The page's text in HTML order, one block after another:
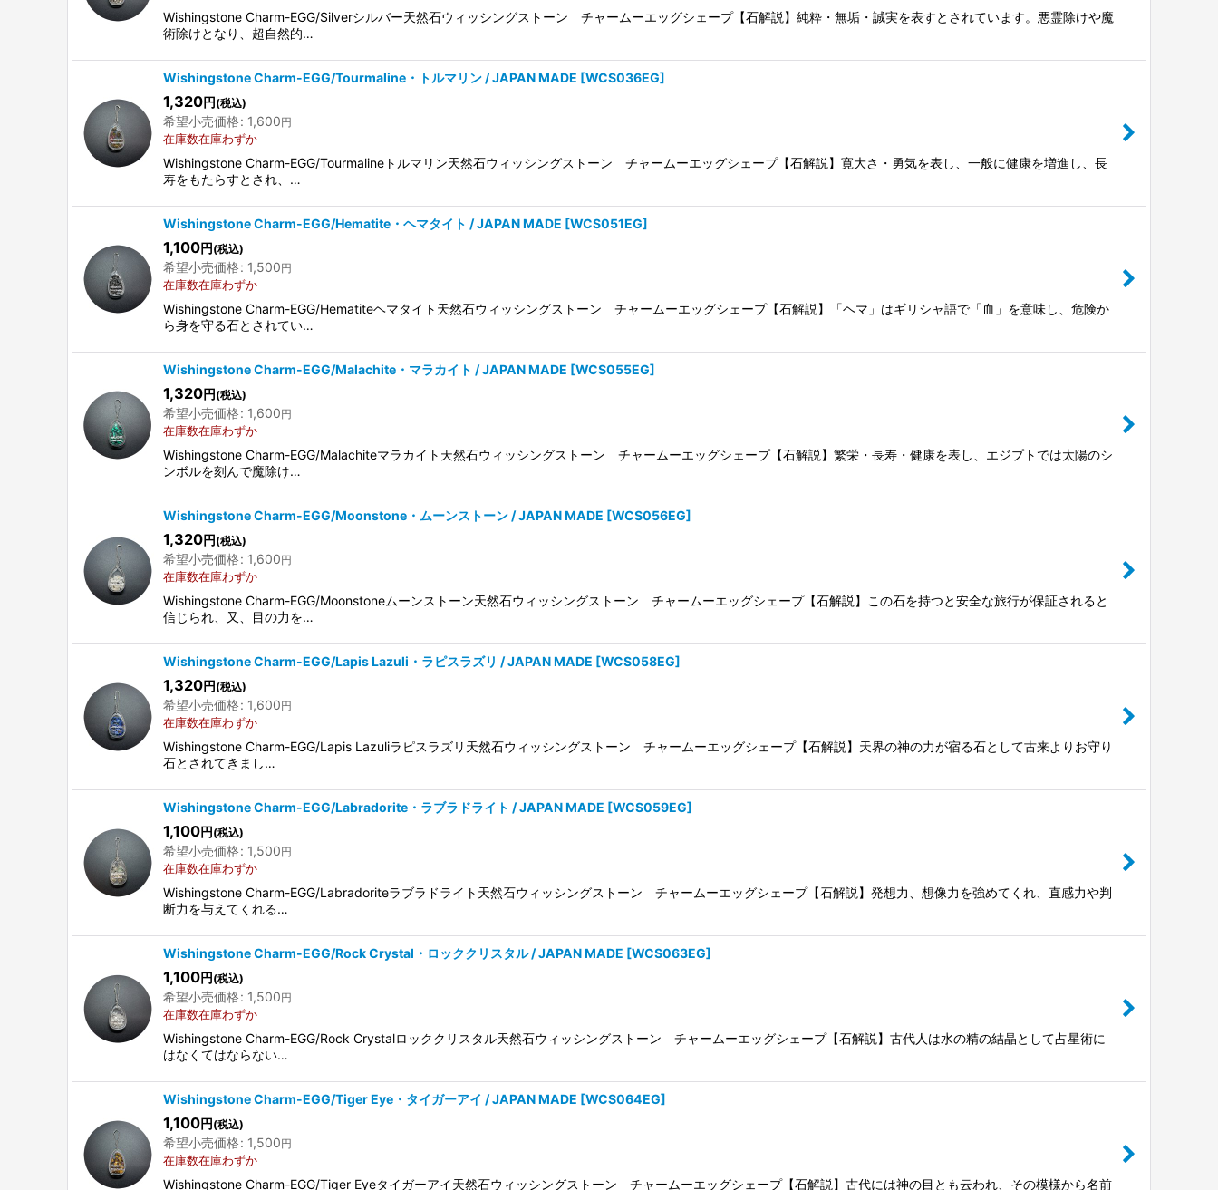
Wishingstone Charm-EGG/Silverシルバー天然石ウィッシングストーン チャームーエッグシェープ【石解説】純粋・無垢・誠実を表すとされています。悪霊除けや魔
術除けとなり、超自然的…
Wishingstone Charm-EGG/Tourmaline・トルマリン / JAPAN MADE [WCS036EG]
1,320円 (税込)
希望小売価格: 1,600円
在庫数在庫わずか
Wishingstone Charm-EGG/Tourmalineトルマリン天然石ウィッシングストーン チャームーエッグシェープ【石解説】寛大さ・勇気を表し、一般に健康を増進し、長
寿をもたらすとされ、…
Wishingstone Charm-EGG/Hematite・ヘマタイト / JAPAN MADE [WCS051EG]
1,100円 (税込)
希望小売価格: 1,500円
在庫数在庫わずか
Wishingstone Charm-EGG/Hematiteヘマタイト天然石ウィッシングストーン チャームーエッグシェープ【石解説】「ヘマ」はギリシャ語で「血」を意味し、危険か
ら身を守る石とされてい…
Wishingstone Charm-EGG/Malachite・マラカイト / JAPAN MADE [WCS055EG]
1,320円 (税込)
希望小売価格: 1,600円
在庫数在庫わずか
Wishingstone Charm-EGG/Malachiteマラカイト天然石ウィッシングストーン チャームーエッグシェープ【石解説】繁栄・長寿・健康を表し、エジプトでは太陽のシ
ンボルを刻んで魔除け…
Wishingstone Charm-EGG/Moonstone・ムーンストーン / JAPAN MADE [WCS056EG]
1,320円 (税込)
希望小売価格: 1,600円
在庫数在庫わずか
Wishingstone Charm-EGG/Moonstoneムーンストーン天然石ウィッシングストーン チャームーエッグシェープ【石解説】この石を持つと安全な旅行が保証されると
信じられ、又、目の力を…
Wishingstone Charm-EGG/Lapis Lazuli・ラピスラズリ / JAPAN MADE [WCS058EG]
1,320円 (税込)
希望小売価格: 1,600円
在庫数在庫わずか
Wishingstone Charm-EGG/Lapis Lazuliラピスラズリ天然石ウィッシングストーン チャームーエッグシェープ【石解説】天界の神の力が宿る石として古来よりお守り
石とされてきまし…
Wishingstone Charm-EGG/Labradorite・ラブラドライト / JAPAN MADE [WCS059EG]
1,100円 (税込)
希望小売価格: 1,500円
在庫数在庫わずか
Wishingstone Charm-EGG/Labradoriteラブラドライト天然石ウィッシングストーン チャームーエッグシェープ【石解説】発想力、想像力を強めてくれ、直感力や判
断力を与えてくれる…
Wishingstone Charm-EGG/Rock Crystal・ロッククリスタル / JAPAN MADE [WCS063EG]
1,100円 (税込)
希望小売価格: 1,500円
在庫数在庫わずか
Wishingstone Charm-EGG/Rock Crystalロッククリスタル天然石ウィッシングストーン チャームーエッグシェープ【石解説】古代人は水の精の結晶として占星術に
はなくてはならない…
Wishingstone Charm-EGG/Tiger Eye・タイガーアイ / JAPAN MADE [WCS064EG]
1,100円 (税込)
希望小売価格: 1,500円
在庫数在庫わずか
Wishingstone Charm-EGG/Tiger Eyeタイガーアイ天然石ウィッシングストーン チャームーエッグシェープ【石解説】古代には神の目とも云われ、その模様から名前